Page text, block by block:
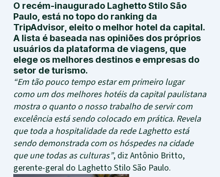
O recém-inaugurado Laghetto Stilo São
Paulo, está no topo do ranking da
TripAdvisor, eleito o melhor hotel da capital.
A lista é baseada nas opiniões dos próprios
usuários da plataforma de viagens, que
elege os melhores destinos e empresas do
setor de turismo.
“Em tão pouco tempo estar em primeiro lugar
como um dos melhores hotéis da capital paulistana
mostra o quanto o nosso trabalho de servir com
excelência está sendo colocado em prática. Revela
que toda a hospitalidade da rede Laghetto está
sendo demonstrada com os hóspedes na cidade
que une todas as culturas”, diz Antônio Britto,
gerente-geral do Laghetto Stilo São Paulo.